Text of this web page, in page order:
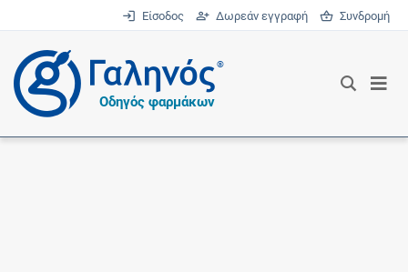
Είσοδος Δωρεάν εγγραφή Συνδρομή
®
Οδηγός φαρμάκων